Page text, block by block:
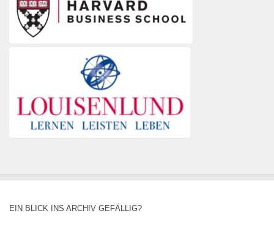
EIN BLICK INS ARCHIV GEFÄLLIG?